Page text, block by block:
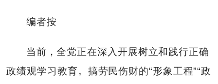
编者按
当前，全党正在深入开展树立和践行正确
政绩观学习教育。搞劳民伤财的“形象工程”“政